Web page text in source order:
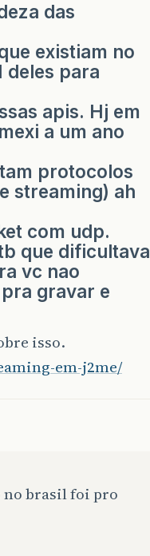
das
existiam no
deles para
apis. Hj em
a um ano
protocolos
streaming) ah
com udp.
que dificultava
vc nao
gravar e
isso.
em-j2me/
no brasil foi pro